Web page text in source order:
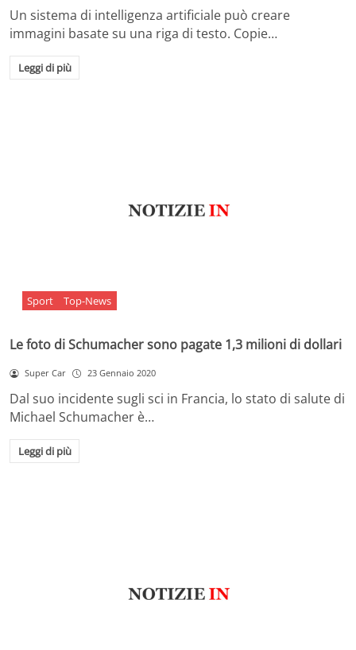
Un sistema di intelligenza artificiale può creare
immagini basate su una riga di testo. Copie…
Leggi di più
Sport Top-News
Le foto di Schumacher sono pagate 1,3 milioni di dollari
Super Car 23 Gennaio 2020
Dal suo incidente sugli sci in Francia, lo stato di salute di
Michael Schumacher è…
Leggi di più